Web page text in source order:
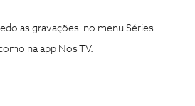
as gravações no menu Séries.
na app Nos TV.